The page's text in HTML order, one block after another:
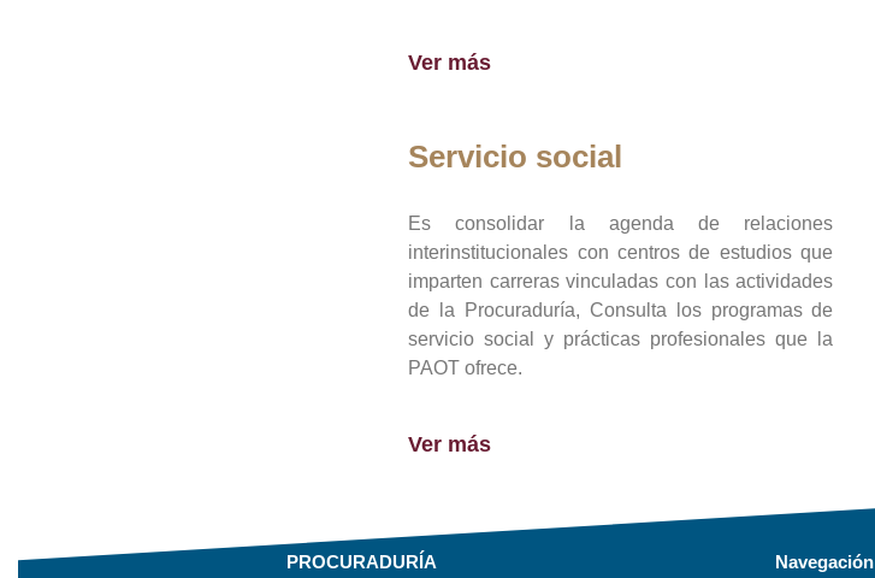
Ver más
Servicio social
Es consolidar la agenda de relaciones
interinstitucionales con centros de estudios que
imparten carreras vinculadas con las actividades
de la Procuraduría, Consulta los programas de
servicio social y prácticas profesionales que la
PAOT ofrece.
Ver más
PROCURADURÍA Navegación